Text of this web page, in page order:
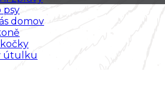
psy
domov
útulku